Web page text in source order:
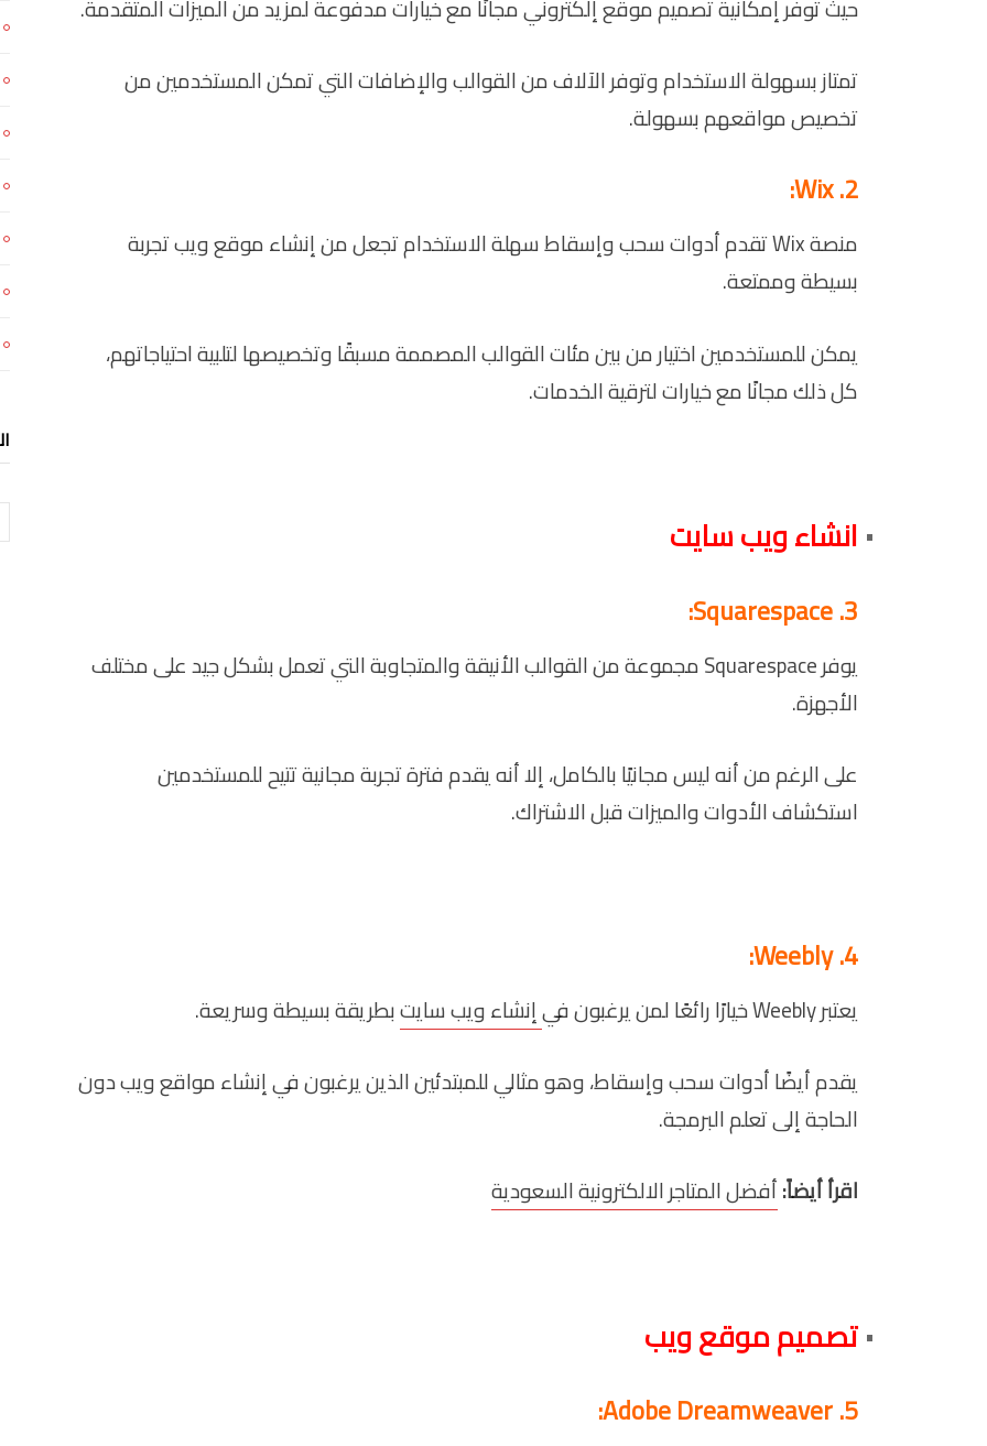
حيث توفر إمكانية تصميم موقع إلكتروني مجانًا مع خيارات مدفوعة لمزيد من الميزات المتقدمة.
تمتاز بسهولة الاستخدام وتوفر الآلاف من القوالب والإضافات التي تمكن المستخدمين من
تخصيص مواقعهم بسهولة.
2. Wix:
منصة Wix تقدم أدوات سحب وإسقاط سهلة الاستخدام تجعل من إنشاء موقع ويب تجربة
بسيطة وممتعة.
يمكن للمستخدمين اختيار من بين مئات القوالب المصممة مسبقًا وتخصيصها لتلبية احتياجاتهم،
كل ذلك مجانًا مع خيارات لترقية الخدمات.
انشاء ويب سايت
3. Squarespace:
يوفر Squarespace مجموعة من القوالب الأنيقة والمتجاوبة التي تعمل بشكل جيد على مختلف
الأجهزة.
على الرغم من أنه ليس مجانيًا بالكامل، إلا أنه يقدم فترة تجربة مجانية تتيح للمستخدمين
استكشاف الأدوات والميزات قبل الاشتراك.
4. Weebly:
يعتبر Weebly خيارًا رائعًا لمن يرغبون في إنشاء ويب سايتبطريقة بسيطة وسريعة.
يقدم أيضًا أدوات سحب وإسقاط، وهو مثالي للمبتدئين الذين يرغبون في إنشاء مواقع ويب دون
الحاجة إلى تعلم البرمجة.
اقرأ أيضاً:أفضل المتاجر الالكترونية السعودية
تصميم موقع ويب
5. Adobe Dreamweaver: